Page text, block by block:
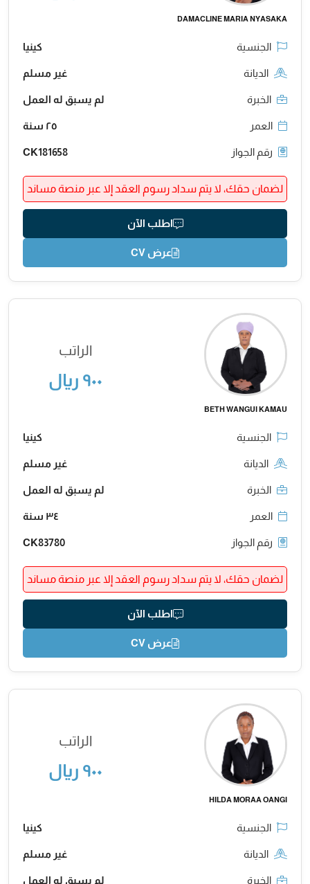
DAMACLINE MARIA NYASAKA
الجنسية كينيا
الديانة غير مسلم
الخبرة لم يسبق له العمل
العمر ٢٥ سنة
رقم الجواز CK181658
لضمان حقك، لا يتم سداد رسوم العقد إلا عبر منصة مساند
اطلب الآن
عرض CV
BETH WANGUI KAMAU
الراتب
٩٠٠ ريال
الجنسية كينيا
الديانة غير مسلم
الخبرة لم يسبق له العمل
العمر ٣٤ سنة
رقم الجواز CK83780
لضمان حقك، لا يتم سداد رسوم العقد إلا عبر منصة مساند
اطلب الآن
عرض CV
HILDA MORAA OANGI
الراتب
٩٠٠ ريال
الجنسية كينيا
الديانة غير مسلم
الخبرة لم يسبق له العمل